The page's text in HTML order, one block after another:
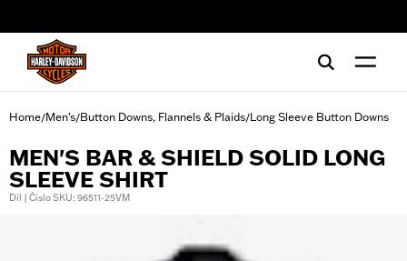
Home/Men's/Button Downs, Flannels & Plaids/Long Sleeve Button Downs
MEN'S BAR & SHIELD SOLID LONG
SLEEVE SHIRT
Díl | Číslo SKU: 96511-25VM